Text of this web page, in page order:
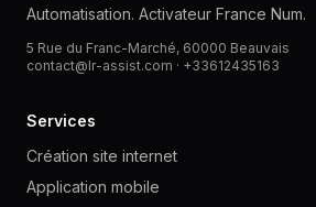
Automatisation. Activateur France Num.
5 Rue du Franc-Marché, 60000 Beauvais
contact@lr-assist.com · +33612435163
Services
Création site internet
Application mobile